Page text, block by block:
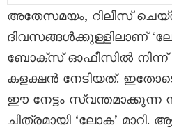
അതേസമയം, റിലീസ്
ദിവസങ്ങൾക്കുള്ളിലാണ്
ബോക്സ് ഓഫീസിൽ നിന്ന്
കളക്ഷൻ നേടിയത്.
ഈ നേട്ടം സ്വന്തമാക്കുന്ന
ചിത്രമായി ‘ലോക’